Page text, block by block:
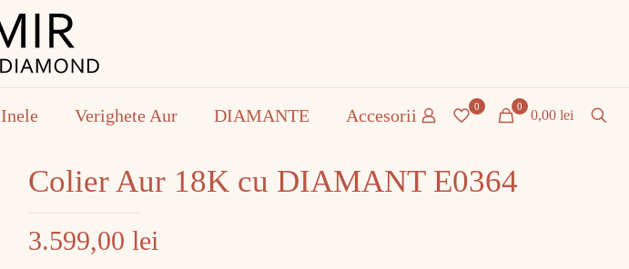
Inele Verighete Aur DIAMANTE Accesorii 0 0
0,00 lei
Colier Aur 18K cu DIAMANT E0364
3.599,00 lei